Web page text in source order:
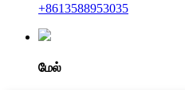
+8613588953035
மேல்